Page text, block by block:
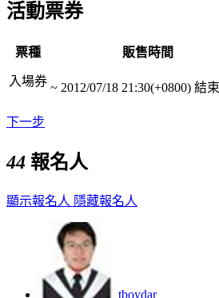
活動票券
票種 販售時間
入場券 ~ 2012/07/18 21:30(+0800) 結
下一步
44 報名人
顯示報名人 隱藏報名人
tboydar